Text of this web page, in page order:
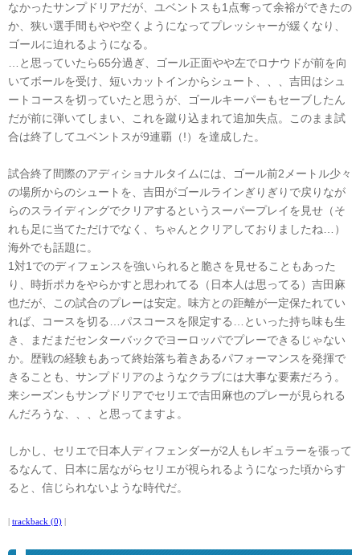
なかったサンプドリアだが、ユベントスも1点奪って余裕ができたの
か、狭い選手間もやや空くようになってプレッシャーが緩くなり、
ゴールに迫れるようになる。
…と思っていたら65分過ぎ、ゴール正面やや左でロナウドが前を向
いてボールを受け、短いカットインからシュート、、、吉田はシュ
ートコースを切っていたと思うが、ゴールキーパーもセーブしたん
だが前に弾いてしまい、これを蹴り込まれて追加失点。このまま試
合は終了してユベントスが9連覇（!）を達成した。
試合終了間際のアディショナルタイムには、ゴール前2メートル少々
の場所からのシュートを、吉田がゴールラインぎりぎりで戻りなが
らのスライディングでクリアするというスーパープレイを見せ（そ
れも足に当てただけでなく、ちゃんとクリアしておりましたね…）
海外でも話題に。
1対1でのディフェンスを強いられると脆さを見せることもあった
り、時折ポカをやらかすと思われてる（日本人は思ってる）吉田麻
也だが、この試合のプレーは安定。味方との距離が一定保たれてい
れば、コースを切る…パスコースを限定する…といった持ち味も生
き、まだまだセンターバックでヨーロッパでプレーできるじゃない
か。歴戦の経験もあって終始落ち着きあるパフォーマンスを発揮で
きることも、サンプドリアのようなクラブには大事な要素だろう。
来シーズンもサンプドリアでセリエで吉田麻也のプレーが見られる
んだろうな、、、と思ってますよ。
しかし、セリエで日本人ディフェンダーが2人もレギュラーを張って
るなんて、日本に居ながらセリエが視られるようになった頃からす
ると、信じられないような時代だ。
| trackback (0) |